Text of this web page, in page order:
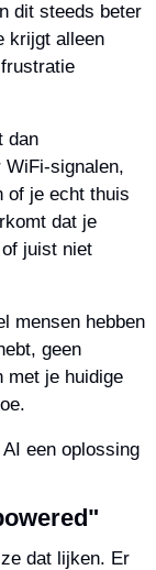
dit steeds beter
krijgt alleen
dan
WiFi-signalen,
of je echt thuis
dat je
juist niet
mensen hebben
geen
met je huidige
een oplossing
dat lijken. Er